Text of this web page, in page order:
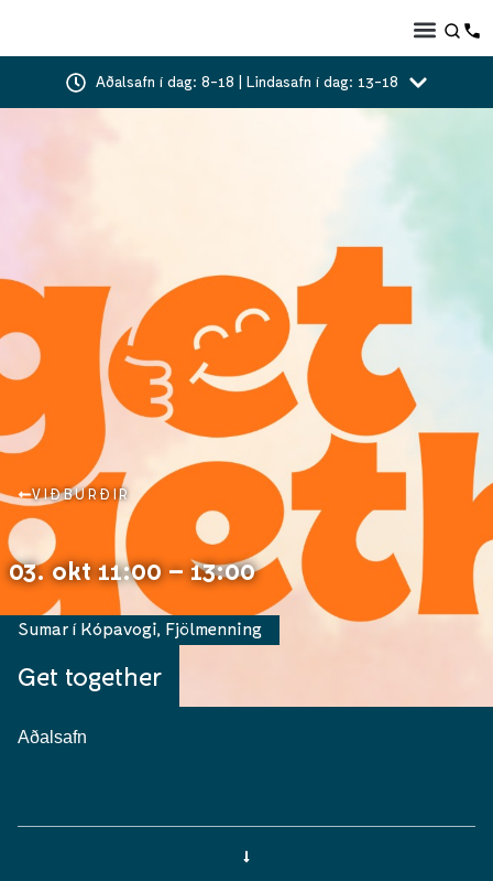
Aðalsafn í dag: 8-18 | Lindasafn í dag: 13-18
VIÐBURÐIR
03. okt 11:00 – 13:00
Get together
Sumar í Kópavogi Fjölmenning
Aðalsafn